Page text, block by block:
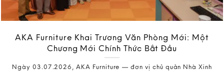
AKA Furniture Khai Trương Văn Phòng Mới: Một
Chương Mới Chính Thức Bắt Đầu
Ngày 03.07.2026, AKA Furniture — đơn vị chủ quản Nhà Xinh